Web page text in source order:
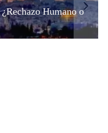
Humano o